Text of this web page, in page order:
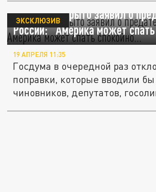
Делягин открыто заявил о
России: "Америка может
ЭКСКЛЮЗИВ
19 АПРЕЛЯ 11:35
Госдума в очередной раз
поправки, которые вводили
чиновников, депутатов,